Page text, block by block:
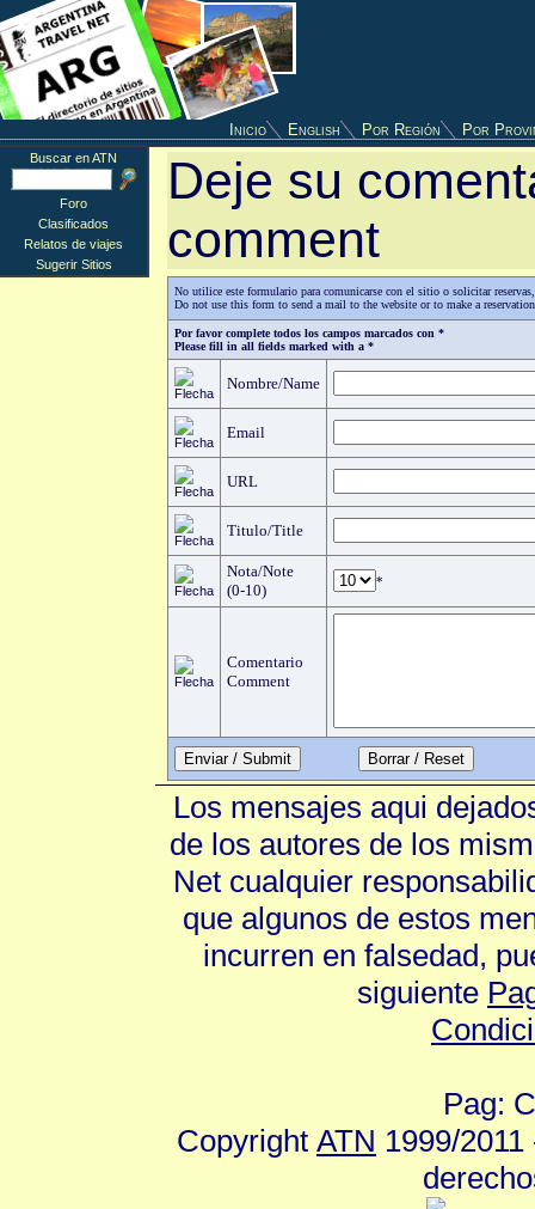
Inicio English Por Región Por
Deje su
comment
No utilice este formulario para comunicarse con el sitio o solicitar
Do not use this form to send a mail to the website or to make a
Por favor complete todos los campos marcados con *
Please fill in all fields marked with a *
Nombre/Name
Email
URL
Titulo/Title
Nota/Note
(0-10)
*
Comentario
Comment
Enviar / Submit
Buscar en ATN
Foro
Clasificados
Relatos de viajes
Sugerir Sitios
Los mensajes aqui
de los autores de los
Net cualquier
que algunos de estos
incurren en falsedad,
siguiente
Pag:
Copyright ATN 1999/